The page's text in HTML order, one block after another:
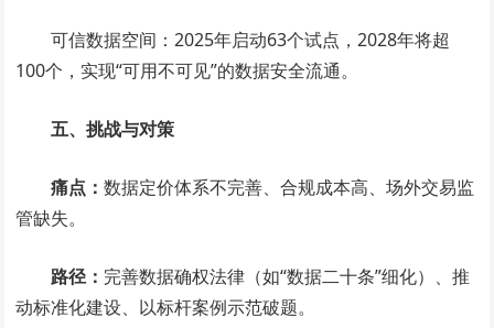
可信数据空间：2025年启动63个试点，2028年将超
100个，实现“可用不可见”的数据安全流通。
五、挑战与对策
痛点：数据定价体系不完善、合规成本高、场外交易监
管缺失。
路径： 完善数据确权法律（如“数据二十条”细化）、推
动标准化建设、以标杆案例示范破题。